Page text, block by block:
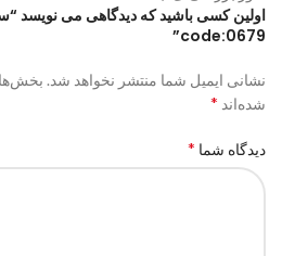
اولین کسی باشید که دیدگاهی می نویسد
code:0679”
نشانی ایمیل شما منتشر نخواهد شد.
شده‌اند *
دیدگاه شما *